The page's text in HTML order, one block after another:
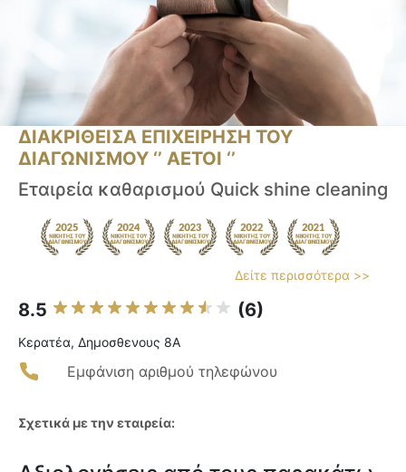
ΔΙΑΚΡΙΘΕΙΣΑ ΕΠΙΧΕΙΡΗΣΗ ΤΟΥ
ΔΙΑΓΩΝΙΣΜΟΥ ‘’ ΑΕΤΟΙ ‘’
Εταιρεία καθαρισμού Quick shine cleaning
Δείτε περισσότερα >>
8.5 (6)
Κερατέα, Δημοσθενους 8Α
Εμφάνιση αριθμού τηλεφώνου
Σχετικά με την εταιρεία: